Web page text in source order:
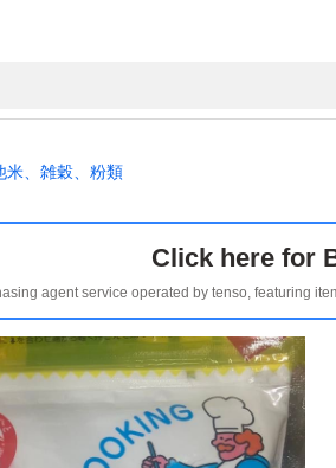
米、雑穀、粉類
Click here for
agent service operated by tenso, featuring